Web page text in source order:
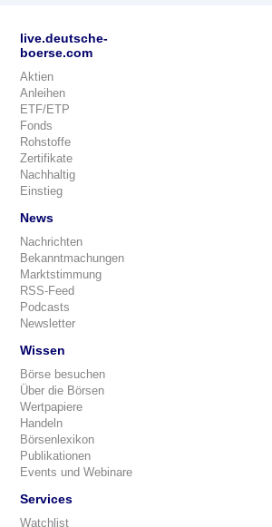
live.deutsche-
boerse.com
Aktien
Anleihen
ETF/ETP
Fonds
Rohstoffe
Zertifikate
Nachhaltig
Einstieg
News
Nachrichten
Bekanntmachungen
Marktstimmung
RSS-Feed
Podcasts
Newsletter
Wissen
Börse besuchen
Über die Börsen
Wertpapiere
Handeln
Börsenlexikon
Publikationen
Events und Webinare
Services
Watchlist